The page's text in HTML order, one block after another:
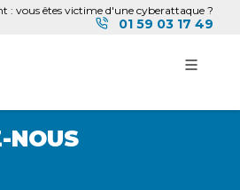
: vous êtes victime d'une cyberattaque ?
01 59 03 17 49
NOUS